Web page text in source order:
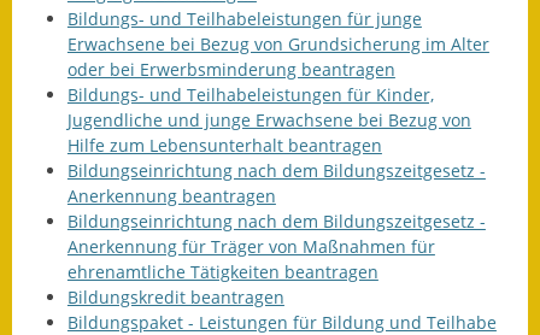
Bildungs- und Teilhabeleistungen für junge
Erwachsene bei Bezug von Grundsicherung im Alter
oder bei Erwerbsminderung beantragen
Bildungs- und Teilhabeleistungen für Kinder,
Jugendliche und junge Erwachsene bei Bezug von
Hilfe zum Lebensunterhalt beantragen
Bildungseinrichtung nach dem Bildungszeitgesetz -
Anerkennung beantragen
Bildungseinrichtung nach dem Bildungszeitgesetz -
Anerkennung für Träger von Maßnahmen für
ehrenamtliche Tätigkeiten beantragen
Bildungskredit beantragen
Bildungspaket - Leistungen für Bildung und Teilhabe